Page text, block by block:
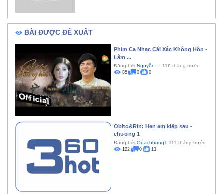
BÀI ĐƯỢC ĐỀ XUẤT
Phim Ca Nhạc Cái Xác Không Hồn -
Lâm ...
Đăng bởi Nguyễn ... 116 tháng trước
85 0 0
Obito&Rin: Hẹn em kiếp sau -
chương 1
Đăng bởi QuachhongT 111 tháng trước
122 0 13